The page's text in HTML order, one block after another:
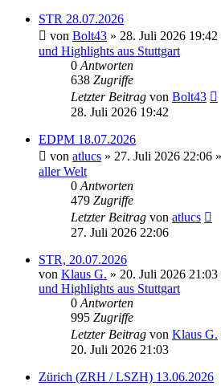
STR 28.07.2026
von Bolt43 » 28. Juli 2026 19:42
und Highlights aus Stuttgart
0 Antworten
638 Zugriffe
Letzter Beitrag von Bolt43
28. Juli 2026 19:42
EDPM 18.07.2026
von atlucs » 27. Juli 2026 22:06
aller Welt
0 Antworten
479 Zugriffe
Letzter Beitrag von atlucs
27. Juli 2026 22:06
STR, 20.07.2026
von Klaus G. » 20. Juli 2026 21:03
und Highlights aus Stuttgart
0 Antworten
995 Zugriffe
Letzter Beitrag von Klaus G.
20. Juli 2026 21:03
Zürich (ZRH / LSZH) 13.06.2026